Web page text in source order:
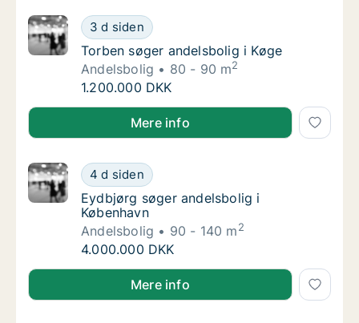
Torben søger andelsbolig i Køge
3 d siden
Torben søger andelsbolig i Køge
Torben søger andelsbolig i Køge
Andelsbolig
80 - 90 m2
Torben søger andelsbolig i Køge
1.200.000 DKK
Torben søger andelsbolig i Køge
Mere info
Eydbjørg søger andelsbolig i København
4 d siden
Eydbjørg søger andelsbolig i København
Eydbjørg søger andelsbolig i
København
Andelsbolig
90 - 140 m2
Eydbjørg søger andelsbolig i København
4.000.000 DKK
Eydbjørg søger andelsbolig i København
Mere info